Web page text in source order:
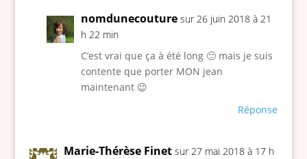
nomdunecouture sur 26 juin 2018 à 21
h 22 min
C’est vrai que ça à été long 🙂 mais je suis
contente que porter MON jean
maintenant 😉
Réponse
Marie-Thérèse Finet sur 27 mai 2018 à 17 h